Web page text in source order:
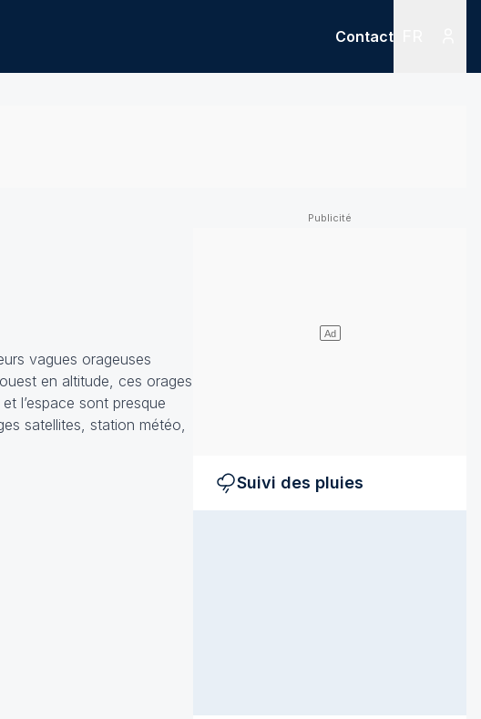
Contact
vagues orageuses
en altitude, ces orages
l’espace sont presque
satellites, station météo,
Suivi des pluies